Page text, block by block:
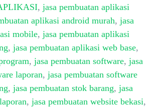
, jasa pembuatan aplikasi
aplikasi android murah, jasa
mobile, jasa pembuatan aplikasi
, jasa pembuatan aplikasi web base,
, jasa pembuatan software, jasa
laporan, jasa pembuatan software
, jasa pembuatan stok barang, jasa
, jasa pembuatan website bekasi,